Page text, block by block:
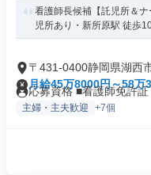
看護師長候補【託児所＆
児所あり・新所原駅 徒歩
〒431-0400静岡県湖西
月給45万8000円～58万
応募資格 ■看護師免許
主婦・主夫歓迎 +7個